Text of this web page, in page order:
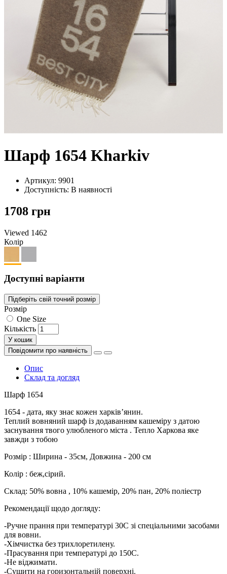
Шарф 1654 Kharkiv
Артикул: 9901
Доступність: В наявності
1708 грн
Viewed 1462
Колір
Доступні варіанти
Підберіть свій точний розмір
Розмір
One Size
Кількість
У кошик
Повідомити про наявність
Опис
Склад та догляд
Шарф 1654
1654 - дата, яку знає кожен харківʼянин.
Теплий вовняний шарф із додаванням кашеміру з датою
заснування твого улюбленого міста . Тепло Харкова яке
завжди з тобою
Розмір : Ширина - 35см, Довжина - 200 см
Колір : беж,сірий.
Склад: 50% вовна , 10% кашемір, 20% пан, 20% поліестр
Рекомендації щодо догляду:
-Ручне прання при температурі 30C зі спеціальними засобами
для вовни.
-Хімчистка без трихлоретилену.
-Прасування при температурі до 150C.
-Не віджимати.
-Сушити на горизонтальній поверхні.